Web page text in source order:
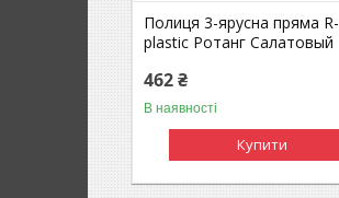
Полиця 3-ярусна пряма R-
plastic Ротанг Салатовый
462 ₴
В наявності
Купити